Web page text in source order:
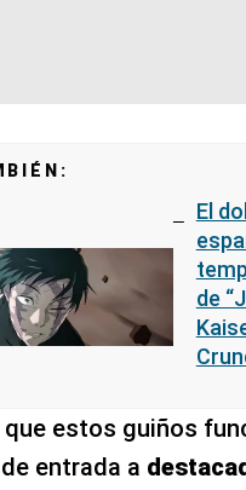
El
de
estos guiños
entrada a